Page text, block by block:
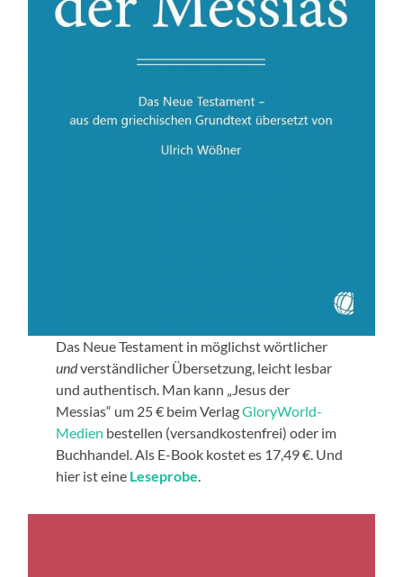
Das Neue Testament in möglichst wörtlicher
undverständlicher Übersetzung, leicht lesbar
und authentisch. Man kann „Jesus der
Messias“ um 25 € beim VerlagGloryWorld-
Medien bestellen (versandkostenfrei) oder im
Buchhandel. Als E-Book kostet es 17,49 €. Und
hier ist eine Leseprobe.